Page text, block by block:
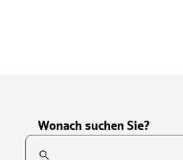
Wonach suchen Sie?
Suchfeld